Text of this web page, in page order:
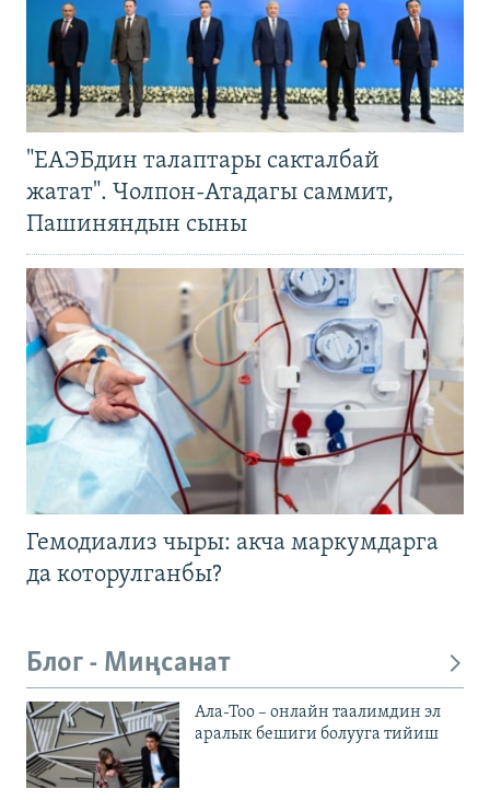
"ЕАЭБдин талаптары сакталбай
жатат". Чолпон-Атадагы саммит,
Пашиняндын сыны
Гемодиализ чыры: акча маркумдарга
да которулганбы?
Блог - Миңсанат
Ала-Тоо – онлайн таалимдин эл
аралык бешиги болууга тийиш